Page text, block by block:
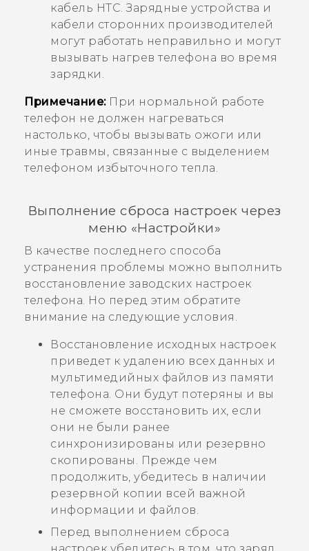
кабель HTC. Зарядные устройства и
кабели сторонних производителей
могут работать неправильно и могут
вызывать нагрев телефона во время
зарядки.
Примечание:При нормальной работе
телефон не должен нагреваться
настолько, чтобы вызывать ожоги или
иные травмы, связанные с выделением
телефоном избыточного тепла.
Выполнение сброса настроек через
меню «Настройки»
В качестве последнего способа
устранения проблемы можно выполнить
восстановление заводских настроек
телефона. Но перед этим обратите
внимание на следующие условия.
Восстановление исходных настроек
приведет к удалению всех данных и
мультимедийных файлов из памяти
телефона. Они будут потеряны и вы
не сможете восстановить их, если
они не были ранее
синхронизированы или резервно
скопированы. Прежде чем
продолжить, убедитесь в наличии
резервной копии всей важной
информации и файлов.
Перед выполнением сброса